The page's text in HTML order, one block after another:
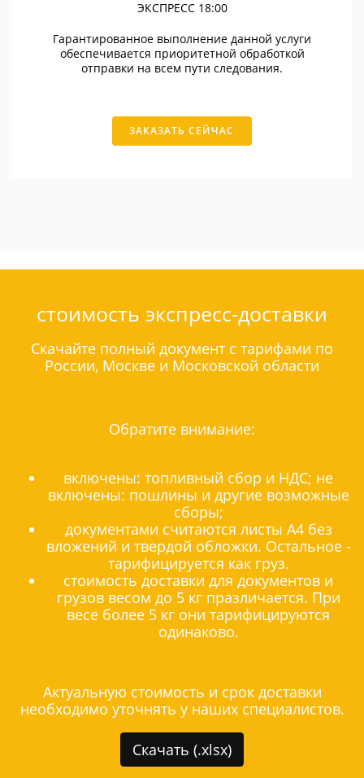
ЭКСПРЕСС 18:00
Гарантированное выполнение данной услуги
обеспечивается приоритетной обработкой
отправки на всем пути следования.
ЗАКАЗАТЬ СЕЙЧАС
стоимость экспресс-доставки
Скачайте полный документ с тарифами по
России, Москве и Московской области
Обратите внимание:
включены: топливный сбор и НДС; не
включены: пошлины и другие возможные
сборы;
документами считаются листы А4 без
вложений и твердой обложки. Остальное -
тарифицируется как груз.
стоимость доставки для документов и
грузов весом до 5 кг празличается. При
весе более 5 кг они тарифицируются
одинаково.
Актуальную стоимость и срок доставки
необходимо уточнять у наших специалистов.
Скачать (.xlsx)